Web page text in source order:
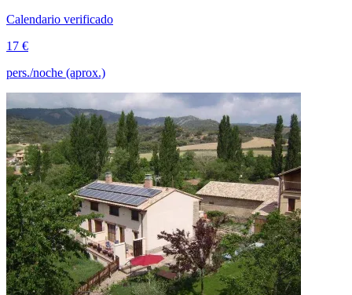
Calendario verificado
17 €
pers./noche (aprox.)